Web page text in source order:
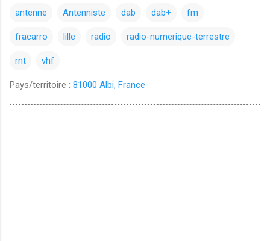
antenne Antenniste dab dab+ fm
fracarro lille radio radio-numerique-terrestre
rnt vhf
Pays/territoire : 81000 Albi, France